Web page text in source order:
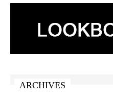
ARCHIVES